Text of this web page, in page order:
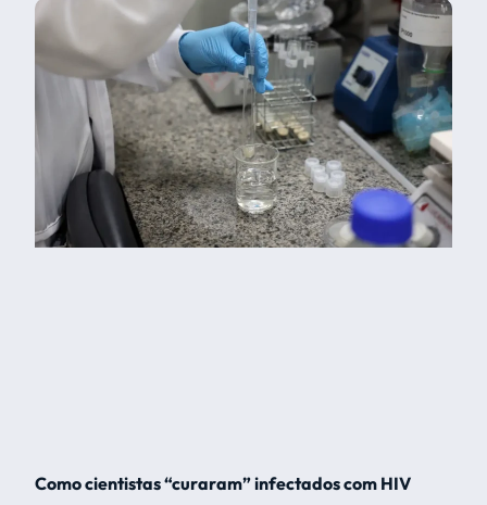
Como cientistas “curaram” infectados com HIV